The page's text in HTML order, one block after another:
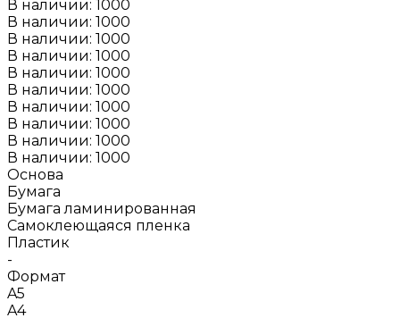
В наличии: 1000
В наличии: 1000
В наличии: 1000
В наличии: 1000
В наличии: 1000
В наличии: 1000
В наличии: 1000
В наличии: 1000
В наличии: 1000
В наличии: 1000
Основа
Бумага
Бумага ламинированная
Самоклеющаяся пленка
Пластик
-
Формат
A5
A4